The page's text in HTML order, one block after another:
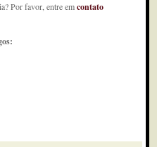
Por favor, entre emcontato